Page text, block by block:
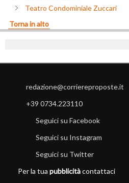
Teatro Condominiale Zuccari
Torna in alto
redazione@corriereproposte.it
+39 0734.223110
Seguici su Facebook
Seguici su Instagram
Seguici su Twitter
Per la tua pubblicitàcontattaci